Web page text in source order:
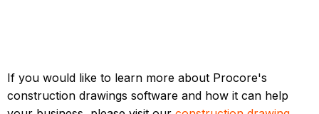
If you would like to learn more about Procore's
construction drawings software and how it can help